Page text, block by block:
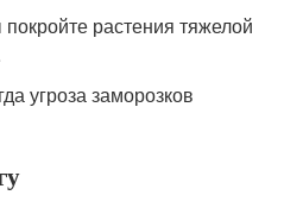
растения тяжелой
угроза заморозков